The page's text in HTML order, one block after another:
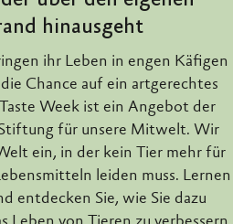
hinausgeht
ihr Leben in engen Käfigen
Chance auf ein artgerechtes
Week ist ein Angebot der
für unsere Mitwelt. Wir
ein, in der kein Tier mehr für
leiden muss. Lernen
entdecken Sie, wie Sie dazu